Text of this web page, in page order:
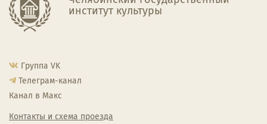
институт культуры
Группа VK
Телеграм-канал
Канал в Макс
Контакты и схема проезда